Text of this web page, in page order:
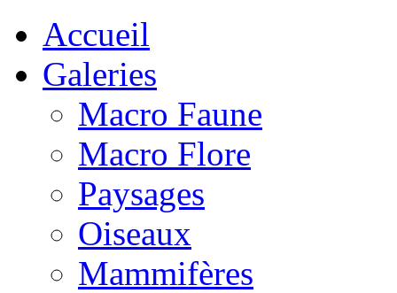
Accueil
Galeries
Macro Faune
Macro Flore
Paysages
Oiseaux
Mammifères